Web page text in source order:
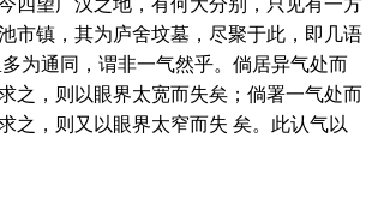
市镇，其为庐舍坟墓，尽聚于此，即几语
为通同，谓非一气然乎。倘居异气处而
之，则以眼界太宽而失矣；倘署一气处而
之，则又以眼界太窄而失 矣。此认气以